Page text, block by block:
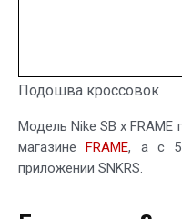
Подошва кроссовок
Модель Nike SB x FRAME
магазине FRAME, а с 5
приложении SNKRS.